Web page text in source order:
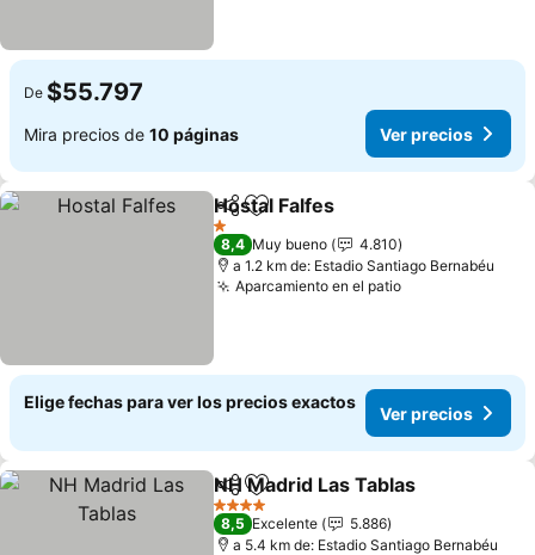
De $55.797
Mira precios de 10 páginas Ver precios
CompartirAgregar a favoritos
Hostal Falfes
1 Estrellas
8,4 Muy bueno
4.810
a 1.2 km de: Estadio Santiago Bernabéu
Aparcamiento en el patioVer precios
Elige fechas para ver los precios exactos
Ver precios
CompartirAgregar a favoritos
NH Madrid Las Tablas
4 Estrellas
8,5 Excelente
5.886
a 5.4 km de: Estadio Santiago Bernabéu